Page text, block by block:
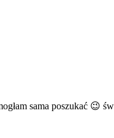
sama poszukać 😉